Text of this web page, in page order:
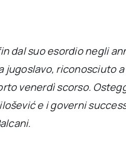
dal suo esordio negli
jugoslavo, riconosciuto
venerdì scorso.
e i governi